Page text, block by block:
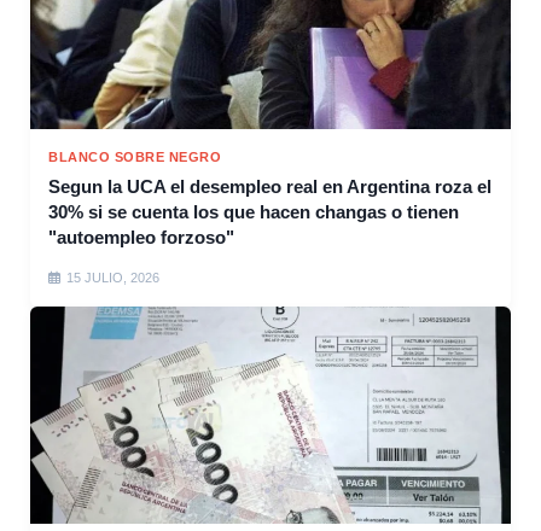
BLANCO SOBRE NEGRO
Segun la UCA el desempleo real en Argentina roza el
30% si se cuenta los que hacen changas o tienen
"autoempleo forzoso"
15 JULIO, 2026